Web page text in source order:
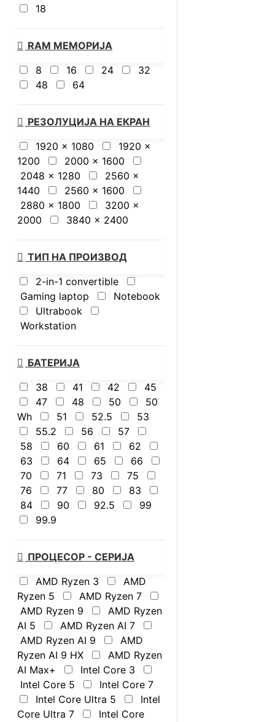
18
RAM МЕМОРИЈА
8
16 24
32
48
64
РЕЗОЛУЦИЈА НА ЕКРАН
1920 x 1080
1920 x
1200
2000 x 1600
2048 x 1280
2560 x
1440
2560 x 1600
2880 x 1800
3200 x
2000
3840 x 2400
ТИП НА ПРОИЗВОД
2-in-1 convertible
Gaming laptop
Notebook
Ultrabook
Workstation
БАТЕРИЈА
38
41 42
45
47
48 50
50
Wh
51 52.5
53
55.2
56
57
58
60 61
62
63
64 65
66
70
71 73
75
76
77 80
83
84
90 92.5
99
99.9
ПРОЦЕСОР - СЕРИЈА
AMD Ryzen 3
AMD
Ryzen 5
AMD Ryzen 7
AMD Ryzen 9
AMD Ryzen
AI 5
AMD Ryzen AI 7
AMD Ryzen AI 9
AMD
Ryzen AI 9 HX
AMD Ryzen
AI Max+
Intel Core 3
Intel Core 5
Intel Core 7
Intel Core Ultra 5
Intel
Core Ultra 7
Intel Core